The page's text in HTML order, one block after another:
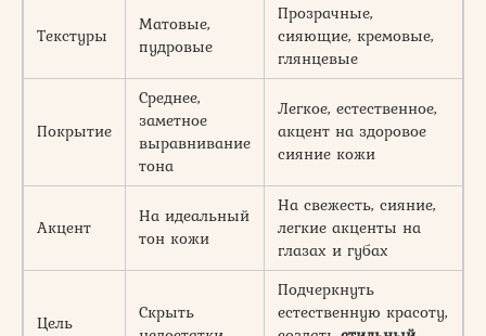
Текстуры
Матовые,
пудровые
Прозрачные,
сияющие, кремовые,
глянцевые
Покрытие
Среднее,
заметное
выравнивание
тона
Легкое, естественное,
акцент на здоровое
сияние кожи
Акцент
На идеальный
тон кожи
На свежесть, сияние,
легкие акценты на
глазах и губах
Цель
Скрыть
Подчеркнуть
естественную красоту,